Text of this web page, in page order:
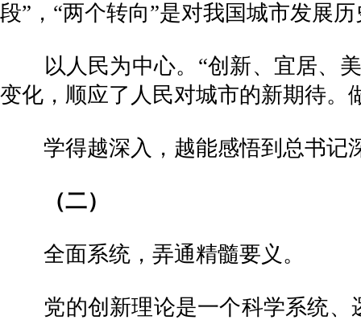
段”，“两个转向”是对我国城市发展
以人民为中心。“创新、宜居、美
变化，顺应了人民对城市的新期待。
学得越深入，越能感悟到总书记
（二）
全面系统，弄通精髓要义。
党的创新理论是一个科学系统、